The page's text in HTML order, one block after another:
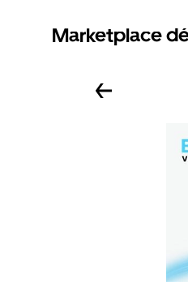
Marketplace